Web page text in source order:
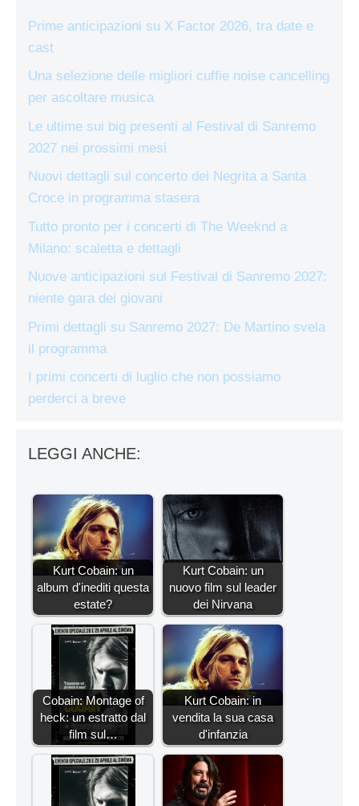
Prime anticipazioni su X Factor 2026, tra date e
cast
Una selezione delle migliori cuffie noise cancelling
per ascoltare musica
Le ultime sui big presenti al Festival di Sanremo
2027 nei prossimi mesi
Nuovi dettagli sul concerto dei Negrita a Santa
Croce in programma stasera
Tutto pronto per i concerti di The Weeknd a
Milano: scaletta e dettagli
Nuove anticipazioni sul Festival di Sanremo 2027:
niente gara dei giovani
Primi dettagli su Sanremo 2027: De Martino svela
il programma
I primi concerti di luglio che non possiamo
perderci a breve
LEGGI ANCHE:
Kurt Cobain: un
album d'inediti questa
estate?
Kurt Cobain: un
nuovo film sul leader
dei Nirvana
Cobain: Montage of
heck: un estratto dal
film sul…
Kurt Cobain: in
vendita la sua casa
d'infanzia